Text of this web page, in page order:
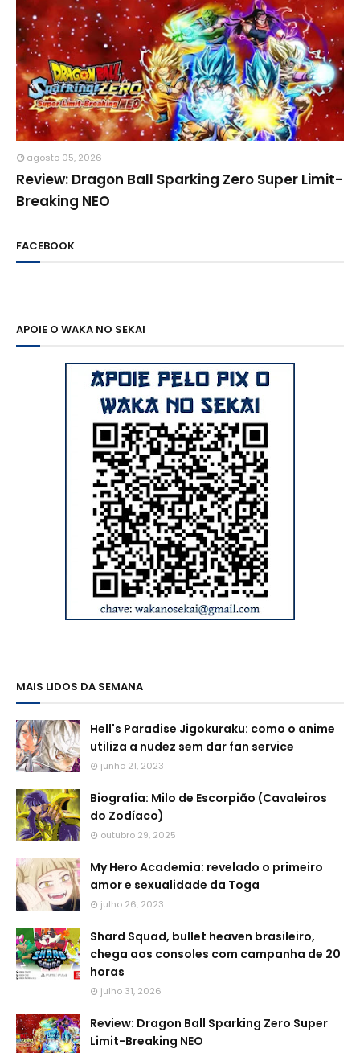
agosto 05, 2026
Review: Dragon Ball Sparking Zero Super Limit-
Breaking NEO
FACEBOOK
APOIE O WAKA NO SEKAI
MAIS LIDOS DA SEMANA
Hell's Paradise Jigokuraku: como o anime
utiliza a nudez sem dar fan service
junho 21, 2023
Biografia: Milo de Escorpião (Cavaleiros
do Zodíaco)
outubro 29, 2025
My Hero Academia: revelado o primeiro
amor e sexualidade da Toga
julho 26, 2023
Shard Squad, bullet heaven brasileiro,
chega aos consoles com campanha de 20
horas
julho 31, 2026
Review: Dragon Ball Sparking Zero Super
Limit-Breaking NEO